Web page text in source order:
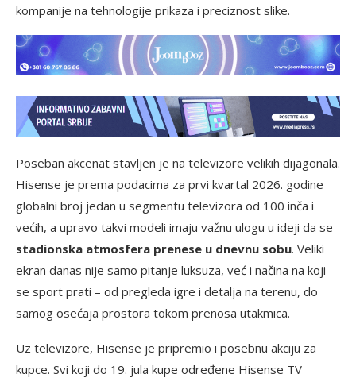
kompanije na tehnologije prikaza i preciznost slike.
Poseban akcenat stavljen je na televizore velikih dijagonala.
Hisense je prema podacima za prvi kvartal 2026. godine
globalni broj jedan u segmentu televizora od 100 inča i
većih, a upravo takvi modeli imaju važnu ulogu u ideji da se
stadionska atmosfera prenese u dnevnu sobu. Veliki
ekran danas nije samo pitanje luksuza, već i načina na koji
se sport prati – od pregleda igre i detalja na terenu, do
samog osećaja prostora tokom prenosa utakmica.
Uz televizore, Hisense je pripremio i posebnu akciju za
kupce. Svi koji do 19. jula kupe određene Hisense TV